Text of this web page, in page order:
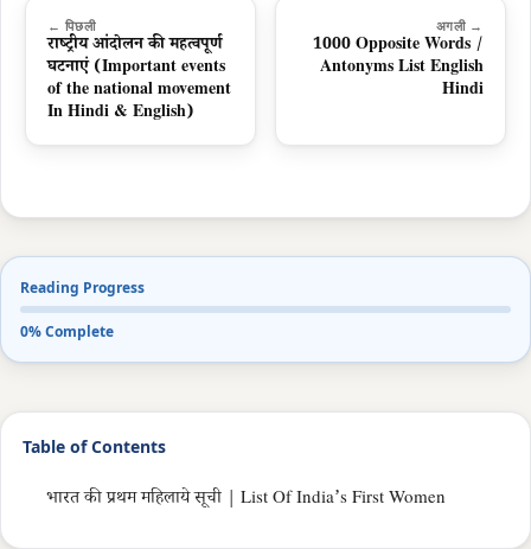
← पिछली
राष्ट्रीय आंदोलन की महत्वपूर्ण
घटनाएं (Important events
of the national movement
In Hindi & English)
अगली →
1000 Opposite Words /
Antonyms List English
Hindi
Reading Progress
0% Complete
Table of Contents
भारत की प्रथम महिलाये सूची | List Of India’s First Women